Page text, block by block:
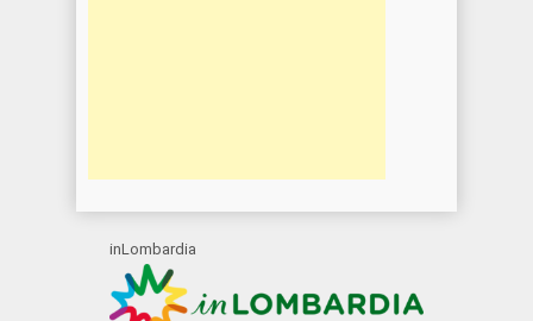
inLombardia